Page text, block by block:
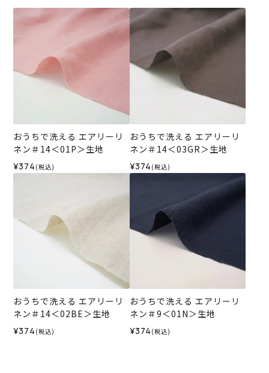
おうちで洗える エアリーリ
ネン＃14＜01P＞生地
¥374 (税込)
おうちで洗える エアリーリ
ネン＃14＜03GR＞生地
¥374 (税込)
おうちで洗える エアリーリ
ネン＃14＜02BE＞生地
¥374 (税込)
おうちで洗える エアリーリ
ネン＃9＜01N＞生地
¥374 (税込)